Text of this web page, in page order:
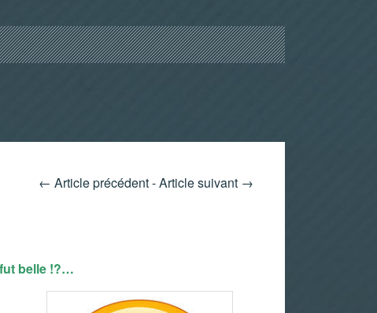
← Article précédent-Article suivant →
belle !?…